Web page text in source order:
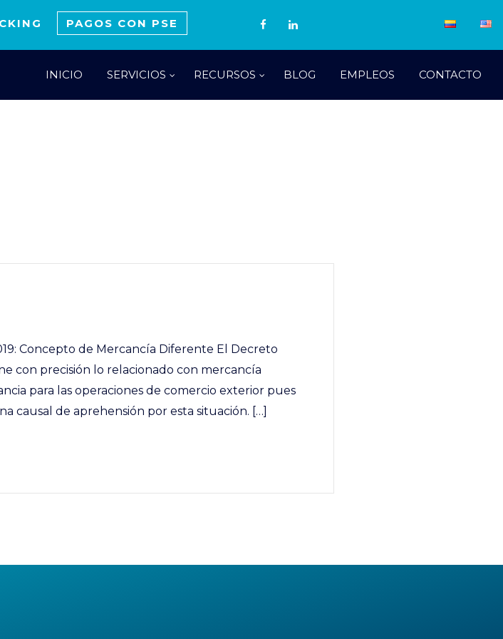
PAGOS CON PSE
INICIO SERVICIOS RECURSOS BLOG EMPLEOS CONTACTO
Concepto de Mercancía Diferente El Decreto
con precisión lo relacionado con mercancía
para las operaciones de comercio exterior pues
causal de aprehensión por esta situación. […]